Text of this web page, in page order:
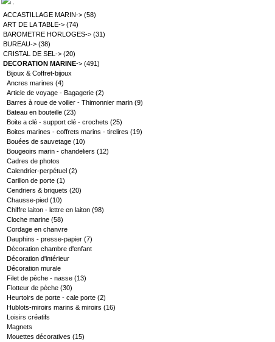
ACCASTILLAGE MARIN-> (58)
ART DE LA TABLE-> (74)
BAROMETRE HORLOGES-> (31)
BUREAU-> (38)
CRISTAL DE SEL-> (20)
DECORATION MARINE-> (491)
Bijoux & Coffret-bijoux
Ancres marines (4)
Article de voyage - Bagagerie (2)
Barres à roue de voilier - Thimonnier marin (9)
Bateau en bouteille (23)
Boite a clé - support clé - crochets (25)
Boites marines - coffrets marins - tirelires (19)
Bouées de sauvetage (10)
Bougeoirs marin - chandeliers (12)
Cadres de photos
Calendrier-perpétuel (2)
Carillon de porte (1)
Cendriers & briquets (20)
Chausse-pied (10)
Chiffre laiton - lettre en laiton (98)
Cloche marine (58)
Cordage en chanvre
Dauphins - presse-papier (7)
Décoration chambre d'enfant
Décoration d'intérieur
Décoration murale
Filet de pèche - nasse (13)
Flotteur de pèche (30)
Heurtoirs de porte - cale porte (2)
Hublots-miroirs marins & miroirs (16)
Loisirs créatifs
Magnets
Mouettes décoratives (15)